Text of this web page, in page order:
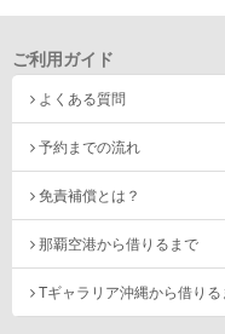
ご利用ガイド
よくある質問
予約までの流れ
免責補償とは？
那覇空港から借りるまで
Tギャラリア沖縄から借り